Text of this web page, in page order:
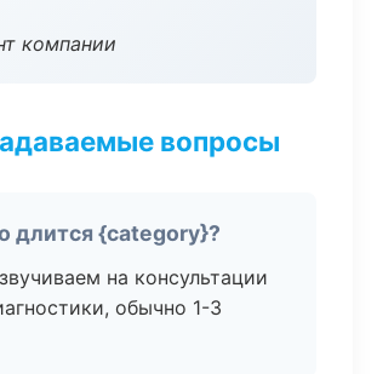
компании
вопросы
длится {category}?
на консультации
обычно 1-3